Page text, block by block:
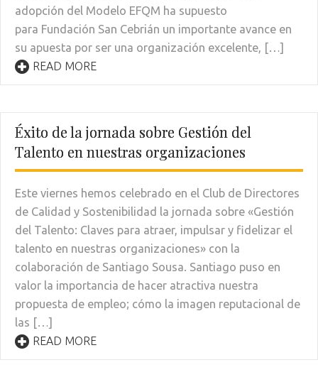
adopción del Modelo EFQM ha supuesto
para Fundación San Cebrián un importante avance en
su apuesta por ser una organización excelente, […]
READ MORE
Éxito de la jornada sobre Gestión del
Talento en nuestras organizaciones
Este viernes hemos celebrado en el Club de Directores
de Calidad y Sostenibilidad la jornada sobre «Gestión
del Talento: Claves para atraer, impulsar y fidelizar el
talento en nuestras organizaciones» con la
colaboración de Santiago Sousa. Santiago puso en
valor la importancia de hacer atractiva nuestra
propuesta de empleo; cómo la imagen reputacional de
las […]
READ MORE